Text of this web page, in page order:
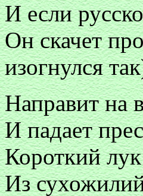
И если
Он скачет
изогнулся
Направит на
И падает
Короткий
Из